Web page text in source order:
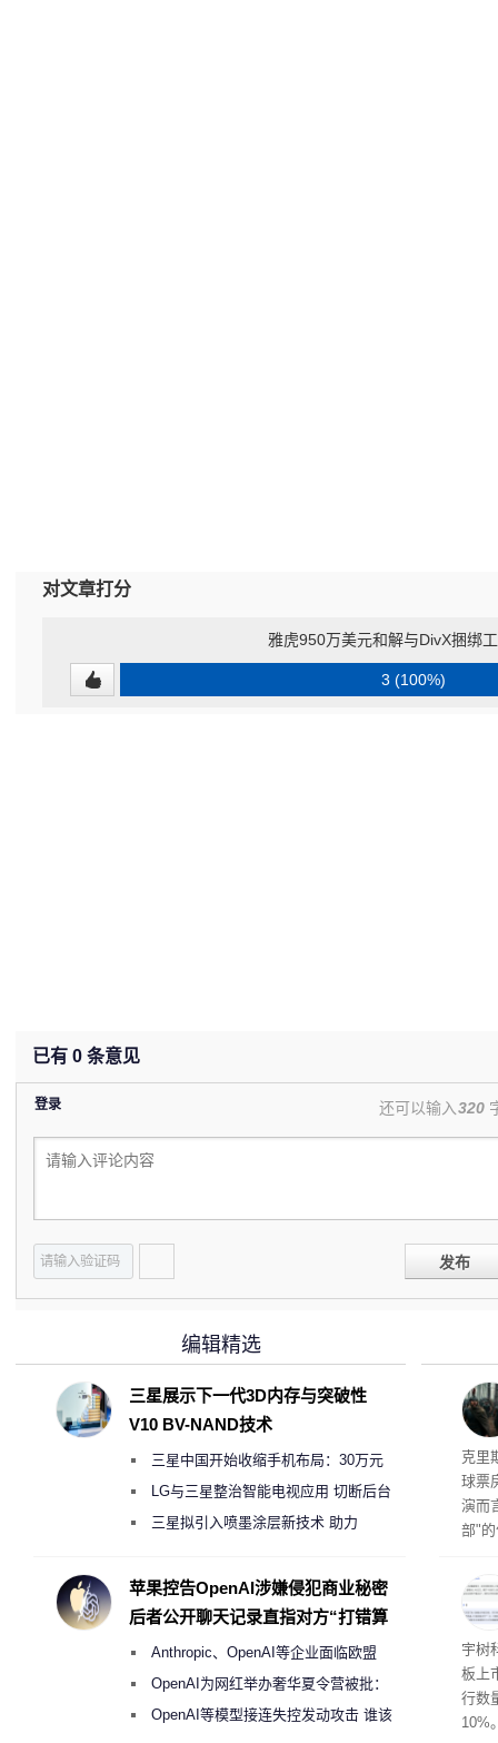
对文章打分
雅虎950万美元和解与DivX捆绑
3 (100%)
已有 0 条意见
登录 还可以输入320
发布
导演
克里
球票
演而
部"
士
点
宇树
板上
行数
10%
编辑精选
三星展示下一代3D内存与突破性
V10 BV-NAND技术
三星中国开始收缩手机布局：30万元
月销售额不达标门店 将被逐步清退
LG与三星整治智能电视应用 切断后台
偷偷共享带宽的违规行为
三星拟引入喷墨涂层新技术 助力
度
苹果控告OpenAI涉嫌侵犯商业秘密
后者公开聊天记录直指对方“打错算
Anthropic、OpenAI等企业面临欧盟
《人工智能法案》全新执法权限审查
OpenAI为网红举办奢华夏令营被批：
2000美元一晚 遭讽“反乌托邦”
OpenAI等模型接连失控发动攻击 谁该